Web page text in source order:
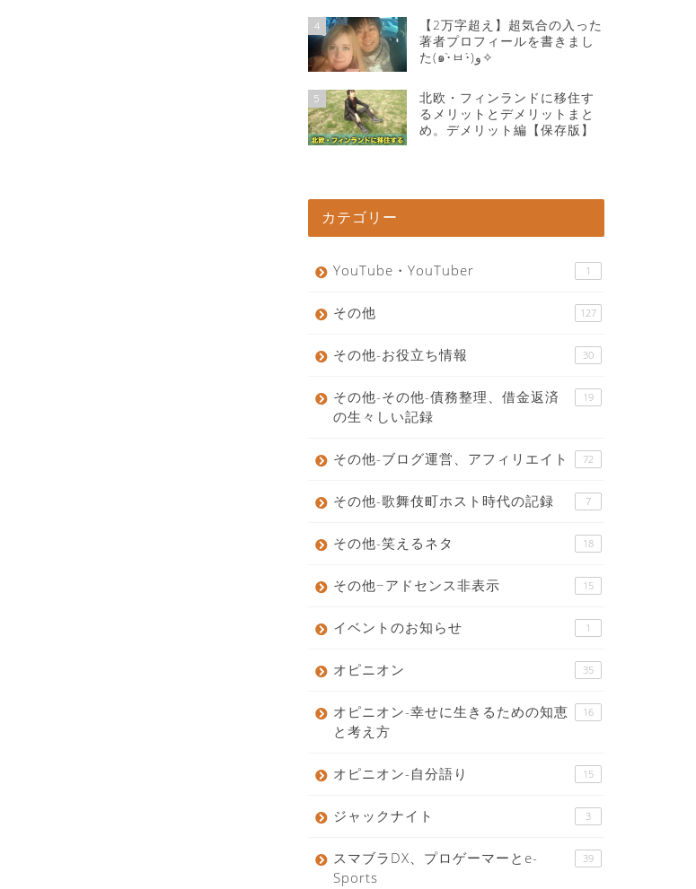
4
【2万字超え】超気合の入った
著者プロフィールを書きまし
た(๑•̀ㅂ•́)و✧
5
北欧・フィンランドに移住す
るメリットとデメリットまと
め。デメリット編【保存版】
カテゴリー
YouTube・YouTuber 1
その他 127
その他-お役立ち情報 30
その他-その他-債務整理、借金返済
の生々しい記録
19
その他-ブログ運営、アフィリエイト 72
その他-歌舞伎町ホスト時代の記録 7
その他-笑えるネタ 18
その他−アドセンス非表示 15
イベントのお知らせ 1
オピニオン 35
オピニオン-幸せに生きるための知恵
と考え方
16
オピニオン-自分語り 15
ジャックナイト 3
スマブラDX、プロゲーマーとe-
Sports
39